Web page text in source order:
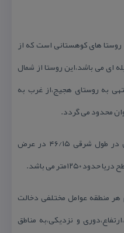
های كوهستانی است كه از
ای می باشد،این روستا از شمال
به روستای هجیج،از غرب به
محدود می گردد.
ج)مختصات جغرافیایی: روستای شركان در طول شرقی ۴۶/۱۵ در عرض
منطقه عوامل مختلفی دخالت
و نزدیكی،به مناطق